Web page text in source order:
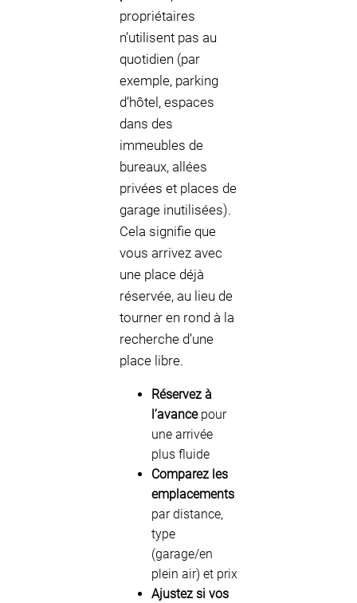
propriétaires
n’utilisent pas au
quotidien (par
exemple, parking
d’hôtel, espaces
dans des
immeubles de
bureaux, allées
privées et places de
garage inutilisées).
Cela signifie que
vous arrivez avec
une place déjà
réservée, au lieu de
tourner en rond à la
recherche d’une
place libre.
Réservez à
l’avancepour
une arrivée
plus fluide
Comparez les
emplacements
par distance,
type
(garage/en
plein air) et prix
Ajustez si vos